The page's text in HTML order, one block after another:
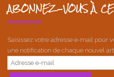
ABONNEZ-VOUS À
Saisissez votre adresse e-mail pour
une notification de chaque nouvel
Adresse
e-